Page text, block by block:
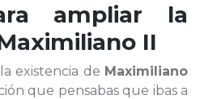
ampliar la
II
existencia de Maximiliano
que pensabas que ibas a